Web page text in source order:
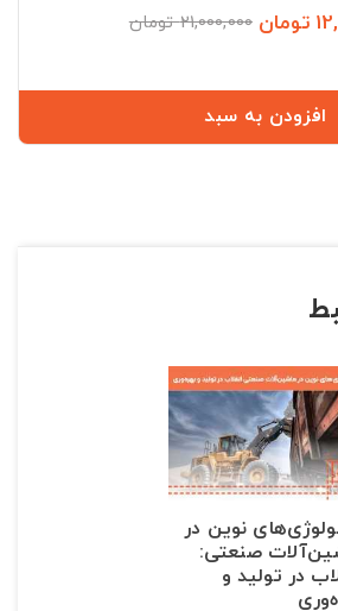
21,000,000 تومان
افزودن به سبد
نوین در
صنعتی:
در تولید و